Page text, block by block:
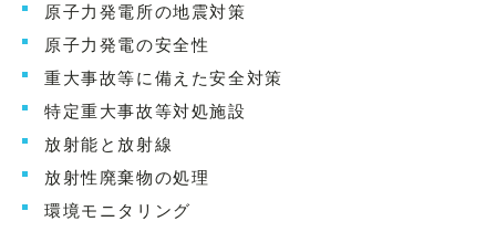
原子力発電所の地震対策
原子力発電の安全性
重大事故等に備えた安全対策
特定重大事故等対処施設
放射能と放射線
放射性廃棄物の処理
環境モニタリング